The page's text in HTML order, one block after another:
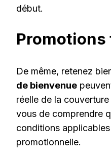
début.
De même, retenez
de bienvenue
réelle de la
vous de comprendre
conditions
promotionnelle.